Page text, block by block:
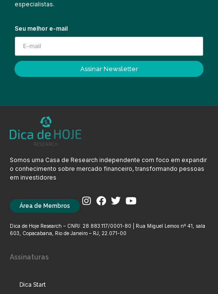
especialistas.
Seu melhor e-mail
Assinar Newsletter
Somos uma Casa de Research independente com foco em expandir
o conhecimento sobre mercado financeiro, transformando pessoas
em investidores
Área de Membros
Dica de Hoje Research – CNPJ: 28.883.117/0001-80 | Rua Miguel Lemos nº 41, sala
603, Copacabana, Rio de Janeiro – RJ, 22.071-00
Assinaturas
Dica Start